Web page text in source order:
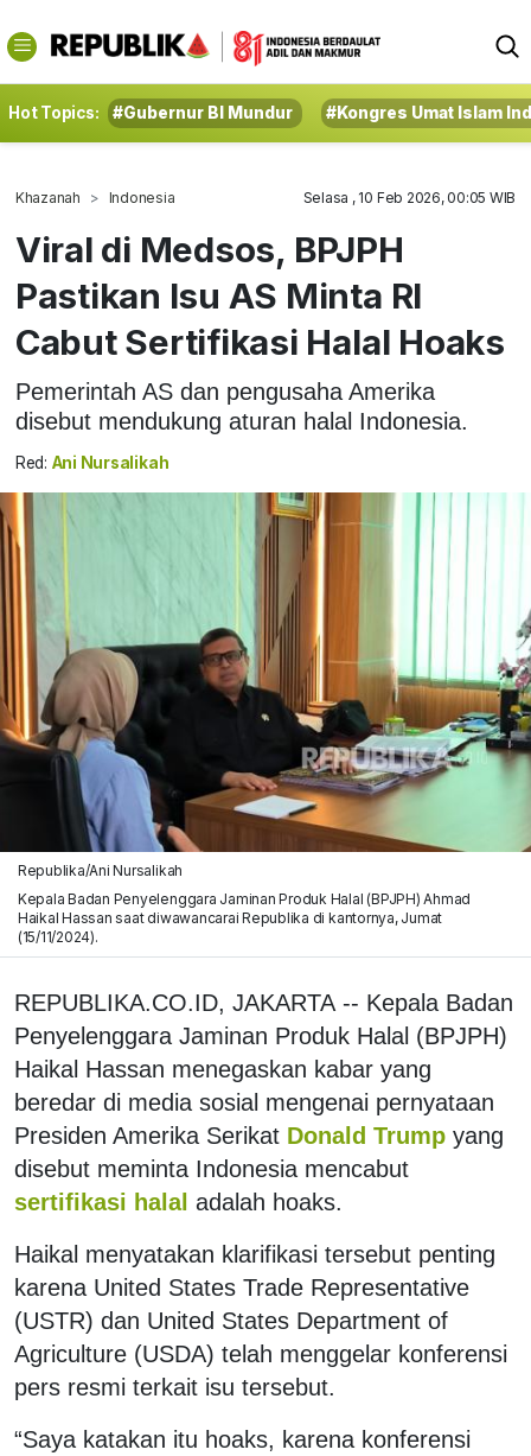
Hot Topics: #Gubernur BI Mundur #Kongres Umat Islam
Khazanah Indonesia Selasa , 10 Feb 2026, 00:05 WIB
Viral di Medsos, BPJPH
Pastikan Isu AS Minta RI
Cabut Sertifikasi Halal Hoaks
Pemerintah AS dan pengusaha Amerika
disebut mendukung aturan halal Indonesia.
Red: Ani Nursalikah
Republika/Ani Nursalikah
Kepala Badan Penyelenggara Jaminan Produk Halal (BPJPH) Ahmad
Haikal Hassan saat diwawancarai Republika di kantornya, Jumat
(15/11/2024).
REPUBLIKA.CO.ID, JAKARTA -- Kepala Badan
Penyelenggara Jaminan Produk Halal (BPJPH)
Haikal Hassan menegaskan kabar yang
beredar di media sosial mengenai pernyataan
Presiden Amerika Serikat Donald Trump yang
disebut meminta Indonesia mencabut
sertifikasi halal adalah hoaks.
Haikal menyatakan klarifikasi tersebut penting
karena United States Trade Representative
(USTR) dan United States Department of
Agriculture (USDA) telah menggelar konferensi
pers resmi terkait isu tersebut.
“Saya katakan itu hoaks, karena konferensi